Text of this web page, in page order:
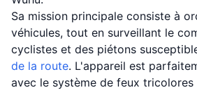
Sa mission principale consiste à
véhicules, tout en surveillant le
cyclistes et des piétons
de la route. L'appareil est
avec le système de feux tricolores